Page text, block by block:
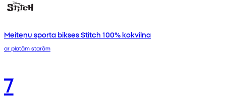
Meiteņu sporta bikses Stitch 100% kokvilna
ar platām starām
7